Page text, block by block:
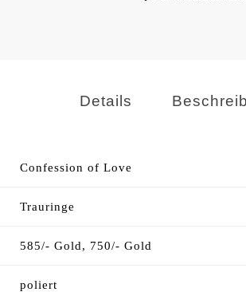
Details
Confession of Love
Trauringe
585/- Gold, 750/- Gold
poliert